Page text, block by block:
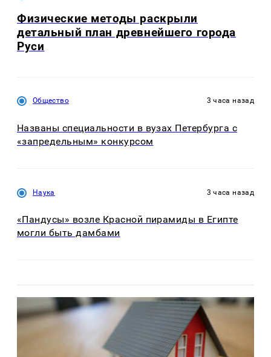
Физические методы раскрыли
детальный план древнейшего города
Руси
Общество 3 часа назад
Названы специальности в вузах Петербурга с
«запредельным» конкурсом
Наука 3 часа назад
«Пандусы» возле Красной пирамиды в Египте
могли быть дамбами